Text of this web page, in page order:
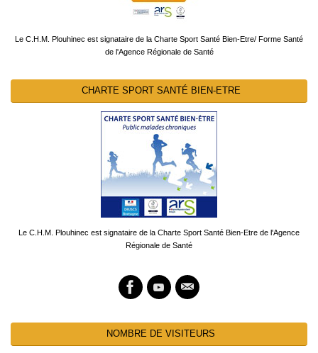
Le C.H.M. Plouhinec est signataire de la Charte Sport Santé Bien-Etre/ Forme Santé
de l'Agence Régionale de Santé
CHARTE SPORT SANTÉ BIEN-ETRE
Le C.H.M. Plouhinec est signataire de la Charte Sport Santé Bien-Etre de l'Agence
Régionale de Santé
NOMBRE DE VISITEURS